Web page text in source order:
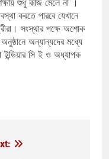
করতে পারবে যেখানে
সংস্থার পক্ষে অশোক
অন্যান্যদের মধ্যে
ইন্ডিয়ার সি ই ও অধ্যাপক